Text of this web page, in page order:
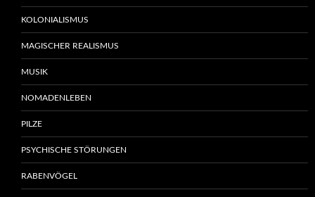
KOLONIALISMUS
MAGISCHER REALISMUS
MUSIK
NOMADENLEBEN
PILZE
PSYCHISCHE STÖRUNGEN
RABENVÖGEL